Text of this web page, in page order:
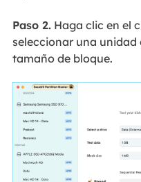
Paso 2.Haga clic en el
seleccionar una
tamaño de bloque.